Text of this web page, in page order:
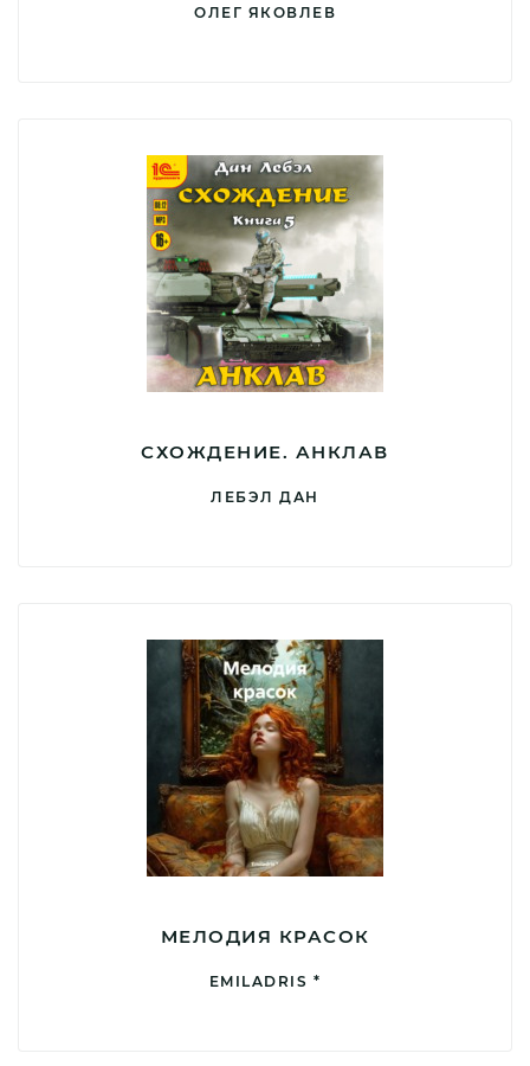
ОЛЕГ ЯКОВЛЕВ
СХОЖДЕНИЕ. АНКЛАВ
ЛЕБЭЛ ДАН
МЕЛОДИЯ КРАСОК
EMILADRIS *